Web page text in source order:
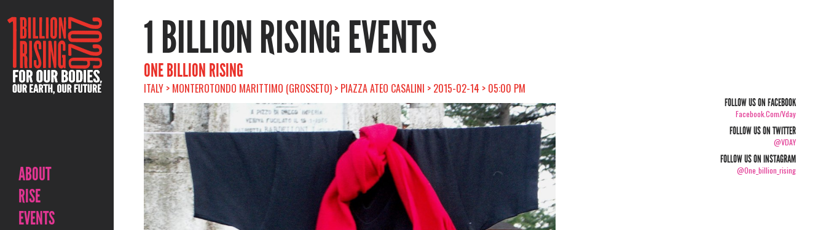
ABOUT
RISE
EVENTS
1 BILLION RISING EVENTS
ONE BILLION RISING
ITALY > MONTEROTONDO MARITTIMO (GROSSETO) > PIAZZA ATEO CASALINI > 2015-02-14 > 05:00 PM
FOLLOW US ON FACEBOOK
Facebook.com/vday
FOLLOW US ON TWITTER
@VDAY
FOLLOW US ON INSTAGRAM
@one_billion_rising